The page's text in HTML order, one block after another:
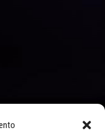
Roses (Girona)